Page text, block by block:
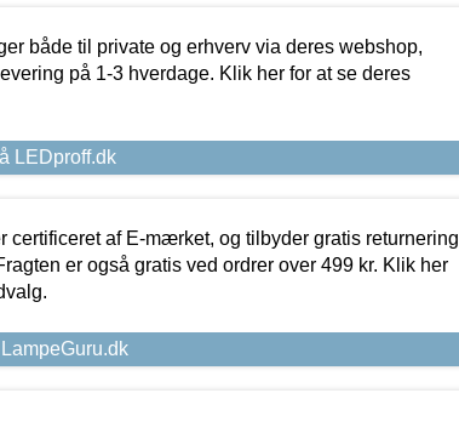
både til private og erhverv via deres webshop,
på 1-3 hverdage. Klik her for at se deres
LEDproff.dk
certificeret af E-mærket, og tilbyder gratis returnering
er også gratis ved ordrer over 499 kr. Klik her